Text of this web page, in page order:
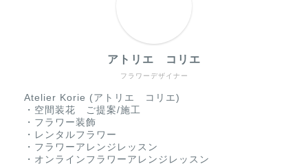
フラワーデザイナー
アトリエ コリエ
Atelier Korie (アトリエ コリエ)
・空間装花 ご提案/施工
・フラワー装飾
・レンタルフラワー
・フラワーアレンジレッスン
・オンラインフラワーアレンジレッスン